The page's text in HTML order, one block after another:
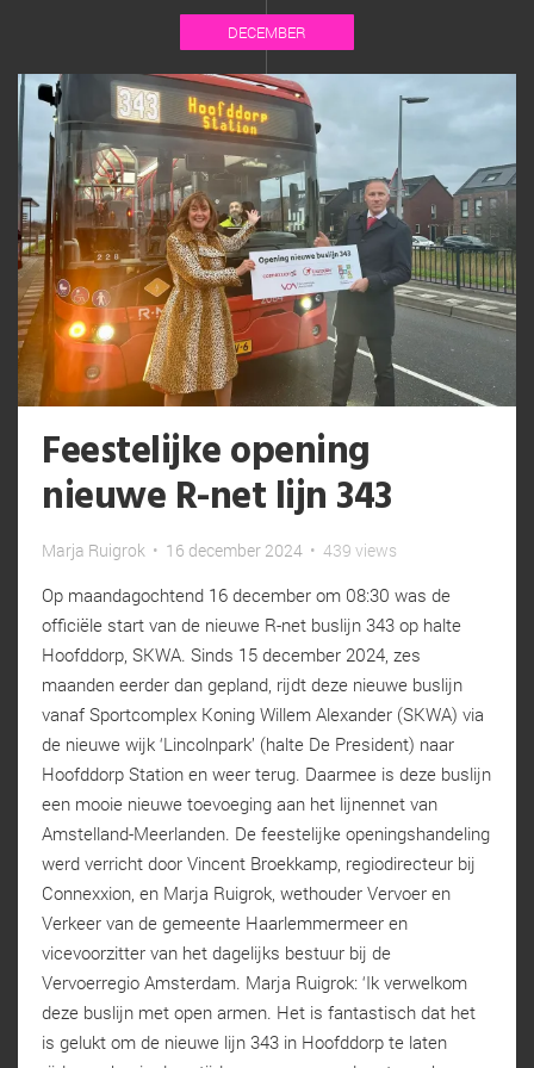
DECEMBER
Feestelijke opening
nieuwe R-net lijn 343
Marja Ruigrok • 16 december 2024 • 439 views
Op maandagochtend 16 december om 08:30 was de
officiële start van de nieuwe R-net buslijn 343 op halte
Hoofddorp, SKWA. Sinds 15 december 2024, zes
maanden eerder dan gepland, rijdt deze nieuwe buslijn
vanaf Sportcomplex Koning Willem Alexander (SKWA) via
de nieuwe wijk ‘Lincolnpark’ (halte De President) naar
Hoofddorp Station en weer terug. Daarmee is deze buslijn
een mooie nieuwe toevoeging aan het lijnennet van
Amstelland-Meerlanden. De feestelijke openingshandeling
werd verricht door Vincent Broekkamp, regiodirecteur bij
Connexxion, en Marja Ruigrok, wethouder Vervoer en
Verkeer van de gemeente Haarlemmermeer en
vicevoorzitter van het dagelijks bestuur bij de
Vervoerregio Amsterdam. Marja Ruigrok: ‘Ik verwelkom
deze buslijn met open armen. Het is fantastisch dat het
is gelukt om de nieuwe lijn 343 in Hoofddorp te laten